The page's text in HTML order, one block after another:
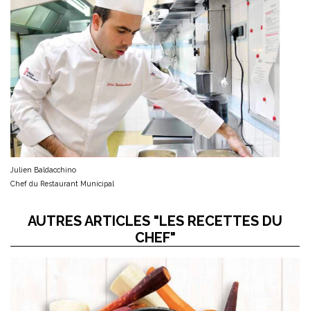
Julien Baldacchino
Chef du Restaurant Municipal
AUTRES ARTICLES "LES RECETTES DU
CHEF"